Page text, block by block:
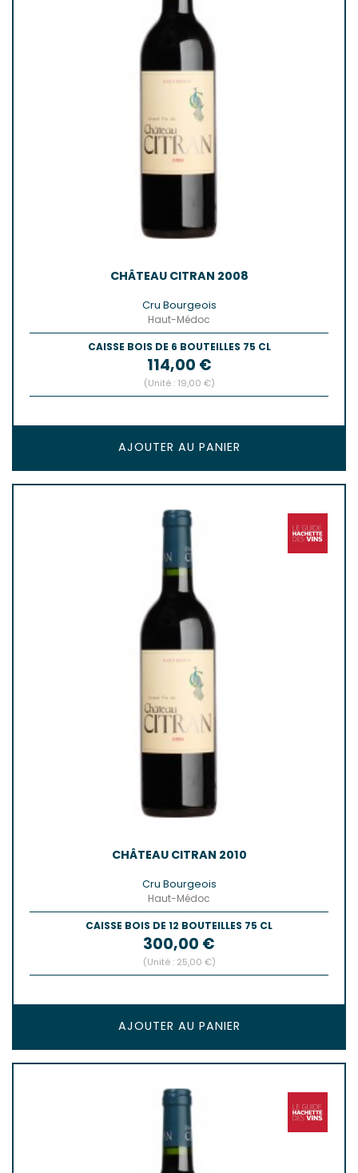
CHÂTEAU CITRAN 2008
Cru Bourgeois
Haut-Médoc
CAISSE BOIS DE 6 BOUTEILLES 75 CL
Prix
114,00 €
(Unité : 19,00 €)
AJOUTER AU PANIER
CHÂTEAU CITRAN 2010
Cru Bourgeois
Haut-Médoc
CAISSE BOIS DE 12 BOUTEILLES 75 CL
Prix
300,00 €
(Unité : 25,00 €)
AJOUTER AU PANIER